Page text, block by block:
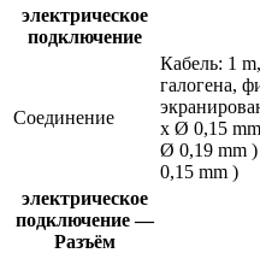
электрическое
подключение
Соединение
Кабель: 1
галогена,
x Ø 0,15
Ø 0,19 mm )
0,15 mm )
электрическое
подключение —
Разъём